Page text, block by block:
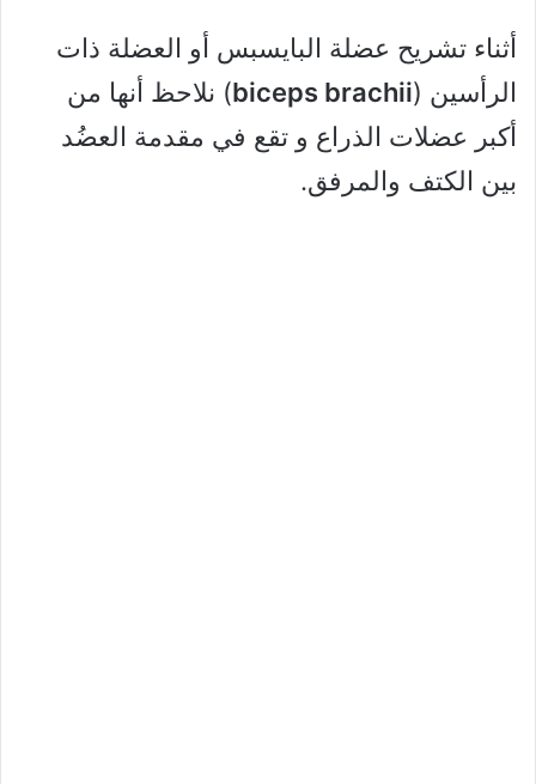
أثناء تشريح عضلة البايسبس أو العضلة ذات
الرأسين (biceps brachii) نلاحظ أنها من
أكبر عضلات الذراع و تقع في مقدمة العضُد
بين الكتف والمرفق.